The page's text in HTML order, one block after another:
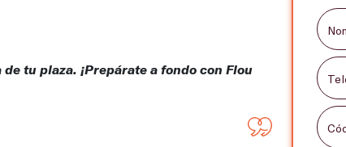
tu plaza. ¡Prepárate a fondo con Flou